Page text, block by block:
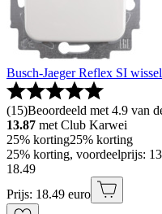
Busch-Jaeger Reflex SI
(15)Beoordeeld met 4.9 van
13.87 met Club Karwei
25% korting25% korting
25% korting, voordeelprijs:
18.49
Prijs: 18.49 euro